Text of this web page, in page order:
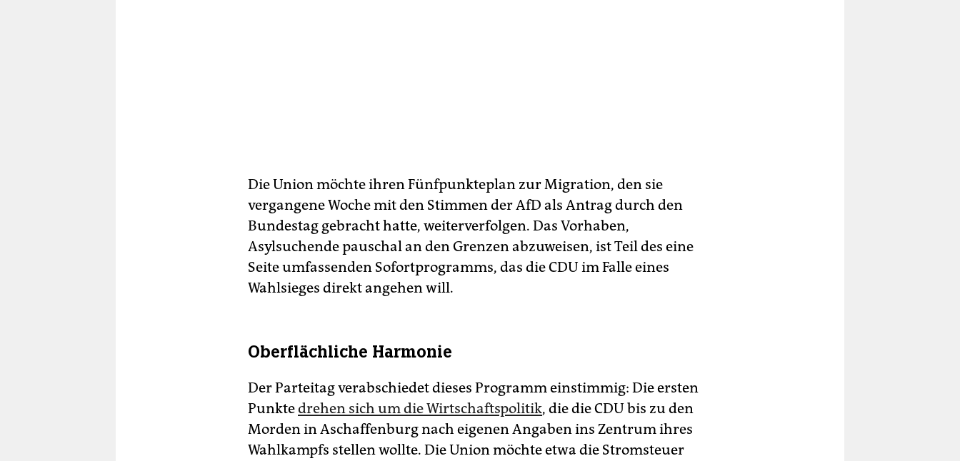
Die Union möchte ihren Fünfpunkteplan zur Migration, den sie
vergangene Woche mit den Stimmen der AfD als Antrag durch den
Bundestag gebracht hatte, weiterverfolgen. Das Vorhaben,
Asylsuchende pauschal an den Grenzen abzuweisen, ist Teil des eine
Seite umfassenden Sofortprogramms, das die CDU im Falle eines
Wahlsieges direkt angehen will.
Oberflächliche Harmonie
Der Parteitag verabschiedet dieses Programm einstimmig: Die ersten
Punktedrehen sich um die Wirtschaftspolitik, die die CDU bis zu den
Morden in Aschaffenburg nach eigenen Angaben ins Zentrum ihres
Wahlkampfs stellen wollte. Die Union möchte etwa die Stromsteuer